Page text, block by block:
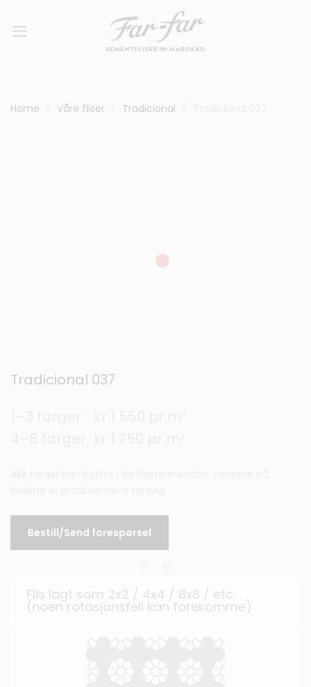
Home Våre fliser Tradicional
Tradicional 037
Bestill/Send forespørsel
Flis lagt som 2x2 / 4x4 / 8x8 / etc
(noen rotasjonsfeil kan forekomme)